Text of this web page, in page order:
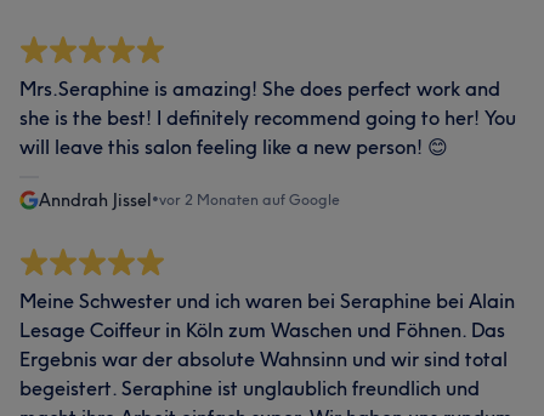
Mrs.Seraphine is amazing! She does perfect work and
she is the best! I definitely recommend going to her! You
will leave this salon feeling like a new person! 😊
Anndrah Jissel•vor 2 Monaten auf Google
Meine Schwester und ich waren bei Seraphine bei Alain
Lesage Coiffeur in Köln zum Waschen und Föhnen. Das
Ergebnis war der absolute Wahnsinn und wir sind total
begeistert. Seraphine ist unglaublich freundlich und